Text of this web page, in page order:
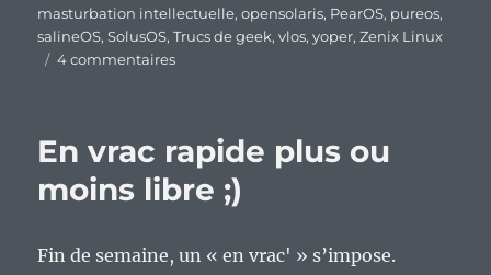
masturbation intellectuelle,opensolaris, PearOS, pureos,
salineOS,SolusOS,Trucs de geek,vlos,yoper,Zenix Linux
4 commentairessur
et
geekesque…
:)
En vrac rapide plus ou
moins libre ;)
Fin de semaine, un « en vrac' » s’impose.